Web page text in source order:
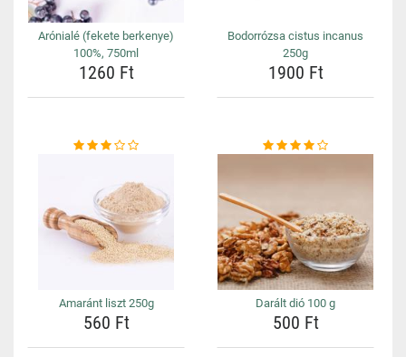
Arónialé (fekete berkenye)
100%, 750ml
1260 Ft
Bodorrózsa cistus incanus
250g
1900 Ft
Amaránt liszt 250g
560 Ft
Darált dió 100 g
500 Ft